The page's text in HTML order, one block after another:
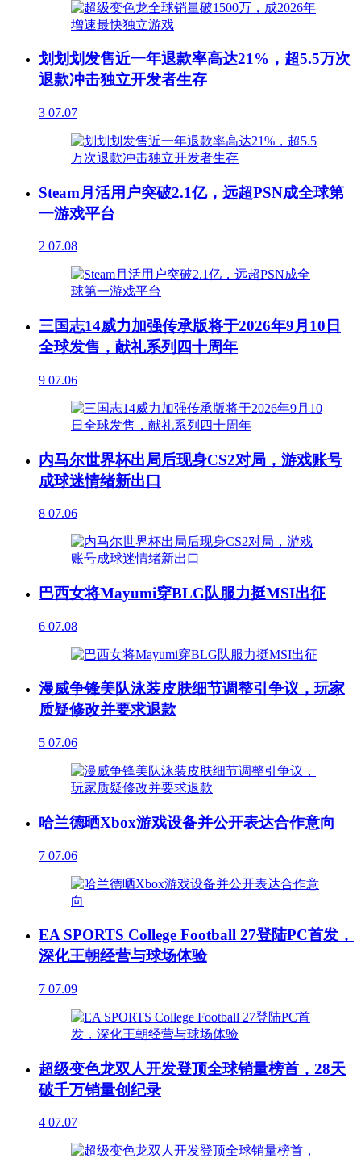
划划划发售近一年退款率高达21%，超5.5万次
退款冲击独立开发者生存
3 07.07
Steam月活用户突破2.1亿，远超PSN成全球第
一游戏平台
2 07.08
三国志14威力加强传承版将于2026年9月10日
全球发售，献礼系列四十周年
9 07.06
内马尔世界杯出局后现身CS2对局，游戏账号
成球迷情绪新出口
8 07.06
巴西女将Mayumi穿BLG队服力挺MSI出征
6 07.08
漫威争锋美队泳装皮肤细节调整引争议，玩家
质疑修改并要求退款
5 07.06
哈兰德晒Xbox游戏设备并公开表达合作意向
7 07.06
EA SPORTS College Football 27登陆PC首发，
深化王朝经营与球场体验
7 07.09
超级变色龙双人开发登顶全球销量榜首，28天
破千万销量创纪录
4 07.07